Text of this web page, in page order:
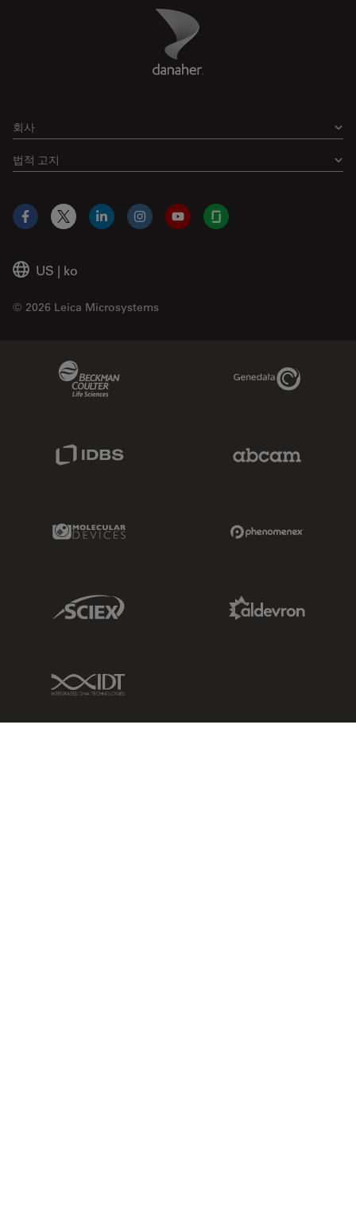
Danaher Logo
회사
법적 고지
US | ko
© 2026 Leica Microsystems
Facebook
X LinkedInInstagramYouTubeGlassdoor
Genedata Link
Molecular Devices Link
Sciex Link
IDT Link